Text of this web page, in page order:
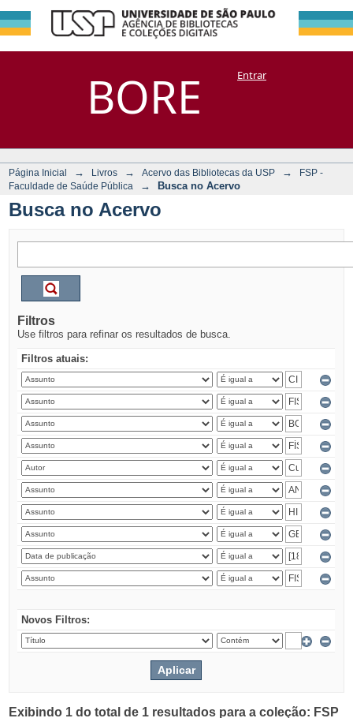
BORE
Busca no Acervo
DSpace/Manakin + CoriscoEntrar
Página Inicial → Livros → Acervo das Bibliotecas da USP →
FSP -
Faculdade de Saúde Pública
→ Busca no Acervo
Busca no Acervo
Filtros
Use filtros para refinar os resultados de busca.
Filtros atuais:
Novos Filtros:
Exibindo 1 do total de 1 resultados para a coleção: FSP